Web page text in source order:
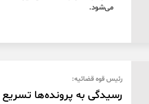
می‌شود.
رئیس قوه قضائیه:
رسیدگی به پرونده‌ها